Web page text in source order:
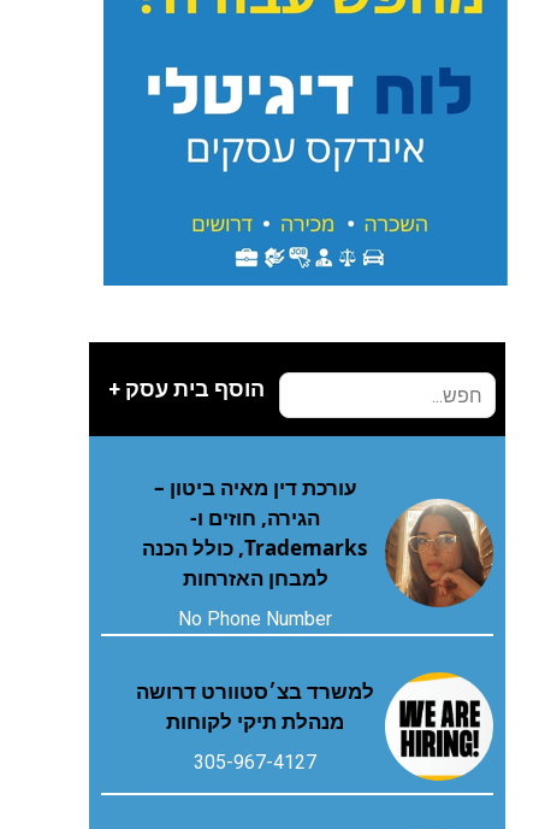
הוסף בית עסק +
עורכת דין מאיה ביטון –
הגירה, חוזים ו-
Trademarks, כולל הכנה
למבחן האזרחות
No Phone Number
למשרד בצ׳סטוורט דרושה
מנהלת תיקי לקוחות
305-967-4127